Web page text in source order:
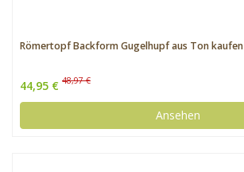
Römertopf Backform Gugelhupf aus Ton kaufen
44,95 € 48,97 €
Ansehen